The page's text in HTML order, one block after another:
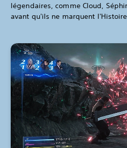
légendaires, comme Cloud,
avant qu'ils ne marquent